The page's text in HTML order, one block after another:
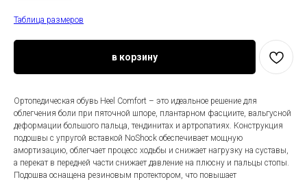
Таблица размеров
в корзину
Ортопедическая обувь Heel Comfort – это идеальное решение для
облегчения боли при пяточной шпоре, плантарном фасциите, вальгусной
деформации большого пальца, тендинитах и артропатиях. Конструкция
подошвы с упругой вставкой NoShock обеспечивает мощную
амортизацию, облегчает процесс ходьбы и снижает нагрузку на суставы,
а перекат в передней части снижает давление на плюсну и пальцы стопы.
Подошва оснащена резиновым протектором, что повышает